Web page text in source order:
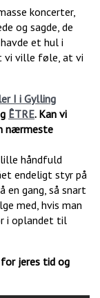
koncerter,
og sagde, de
et hul i
vi ville føle, at vi
I i Gylling
ÊTRE. Kan vi
nærmeste
håndfuld
endeligt styr på
en gang, så snart
med, hvis man
i oplandet til
jeres tid og